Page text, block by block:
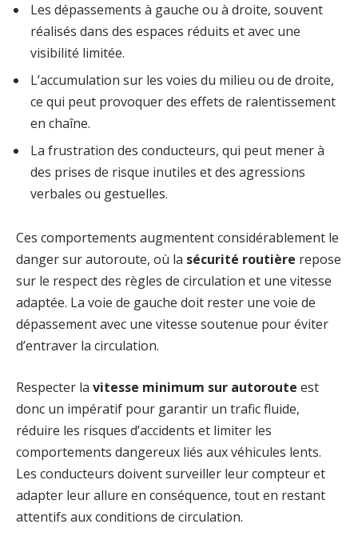
Les dépassements à gauche ou à droite, souvent
réalisés dans des espaces réduits et avec une
visibilité limitée.
L’accumulation sur les voies du milieu ou de droite,
ce qui peut provoquer des effets de ralentissement
en chaîne.
La frustration des conducteurs, qui peut mener à
des prises de risque inutiles et des agressions
verbales ou gestuelles.
Ces comportements augmentent considérablement le
danger sur autoroute, où la sécurité routière repose
sur le respect des règles de circulation et une vitesse
adaptée. La voie de gauche doit rester une voie de
dépassement avec une vitesse soutenue pour éviter
d’entraver la circulation.
Respecter la vitesse minimum sur autoroute est
donc un impératif pour garantir un trafic fluide,
réduire les risques d’accidents et limiter les
comportements dangereux liés aux véhicules lents.
Les conducteurs doivent surveiller leur compteur et
adapter leur allure en conséquence, tout en restant
attentifs aux conditions de circulation.